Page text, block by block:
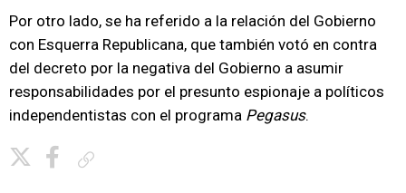
Por otro lado, se ha referido a la relación del Gobierno
con Esquerra Republicana, que también votó en contra
del decreto por la negativa del Gobierno a asumir
responsabilidades por el presunto espionaje a políticos
independentistas con el programa Pegasus.